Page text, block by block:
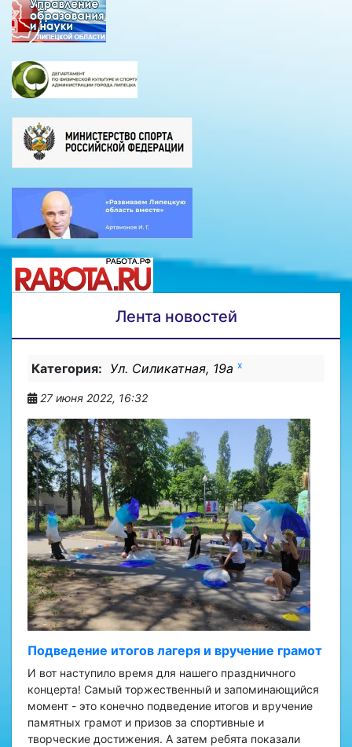
Лента новостей
Категория: Ул. Силикатная, 19а x
27 июня 2022, 16:32
Подведение итогов лагеря и вручение грамот
И вот наступило время для нашего праздничного
концерта! Самый торжественный и запоминающийся
момент - это конечно подведение итогов и вручение
памятных грамот и призов за спортивные и
творческие достижения. А затем ребята показали